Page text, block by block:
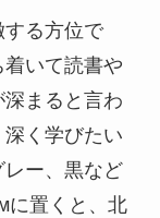
る方位で
いて読書や
まると言わ
く学びたい
ー、黒など
に置くと、北